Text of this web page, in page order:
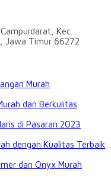
Kec.
Jawa Timur 66272
Murah
dan Berkulitas
di Pasaran 2023
dengan Kualitas Terbaik
dan Onyx Murah